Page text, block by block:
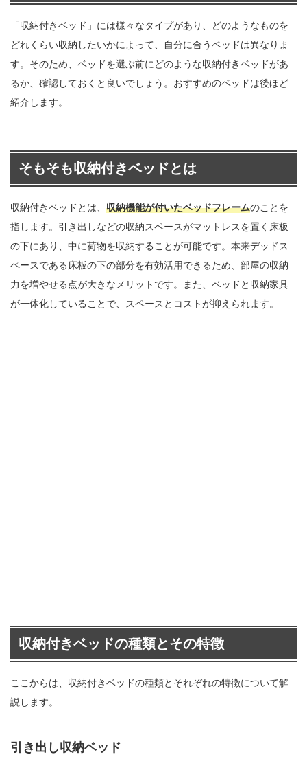
「収納付きベッド」には様々なタイプがあり、どのようなものを
どれくらい収納したいかによって、自分に合うベッドは異なりま
す。そのため、ベッドを選ぶ前にどのような収納付きベッドがあ
るか、確認しておくと良いでしょう。おすすめのベッドは後ほど
紹介します。
そもそも収納付きベッドとは
収納付きベッドとは、 収納機能が付いたベッドフレームのことを
指します。引き出しなどの収納スペースがマットレスを置く床板
の下にあり、中に荷物を収納することが可能です。本来デッドス
ペースである床板の下の部分を有効活用できるため、部屋の収納
力を増やせる点が大きなメリットです。また、ベッドと収納家具
が一体化していることで、スペースとコストが抑えられます。
収納付きベッドの種類とその特徴
ここからは、収納付きベッドの種類とそれぞれの特徴について解
説します。
引き出し収納ベッド